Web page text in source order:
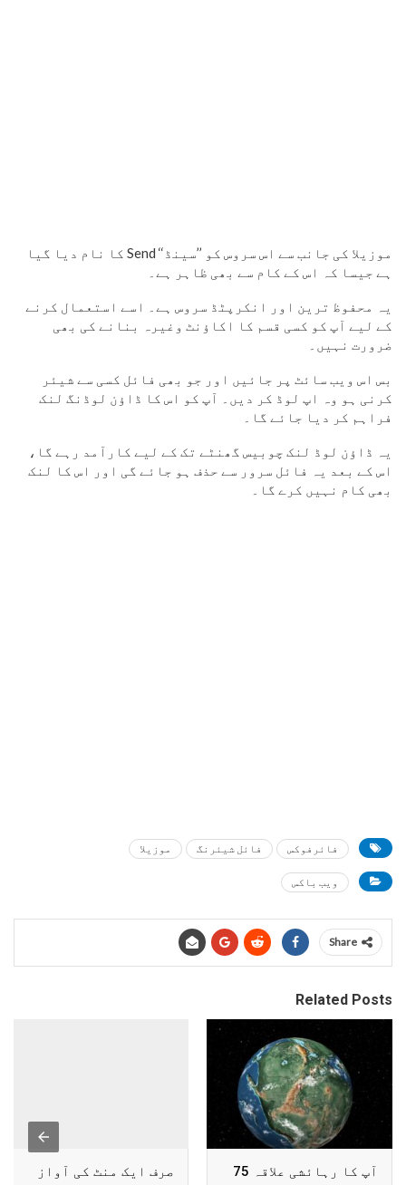
موزیلا کی جانب سے اس سروس کو ’’سینڈ‘‘ Send کا نام دیا گیا
ہے جیسا کہ اس کے کام سے بھی ظاہر ہے۔
یہ محفوظ ترین اور انکرپٹڈ سروس ہے۔ اسے استعمال کرنے
کے لیے آپ کو کسی قسم کا اکاؤنٹ وغیرہ بنانے کی بھی
ضرورت نہیں۔
بس اس ویب سائٹ پر جائیں اور جو بھی فائل کسی سے شیئر
کرنی ہو وہ اپ لوڈ کر دیں۔ آپ کو اس کا ڈاؤن لوڈنگ لنک
فراہم کر دیا جائے گا۔
یہ ڈاؤن لوڈ لنک چوبیس گھنٹے تک کے لیے کارآمد رہے گا،
اس کے بعد یہ فائل سرور سے حذف ہو جائے گی اور اس کا لنک
بھی کام نہیں کرے گا۔
فائرفوکس فائل شیئرنگ موزیلا
ویب باکس
Share
Related Posts
آپ کا رہائشی علاقہ 75
صرف ایک منٹ کی آواز